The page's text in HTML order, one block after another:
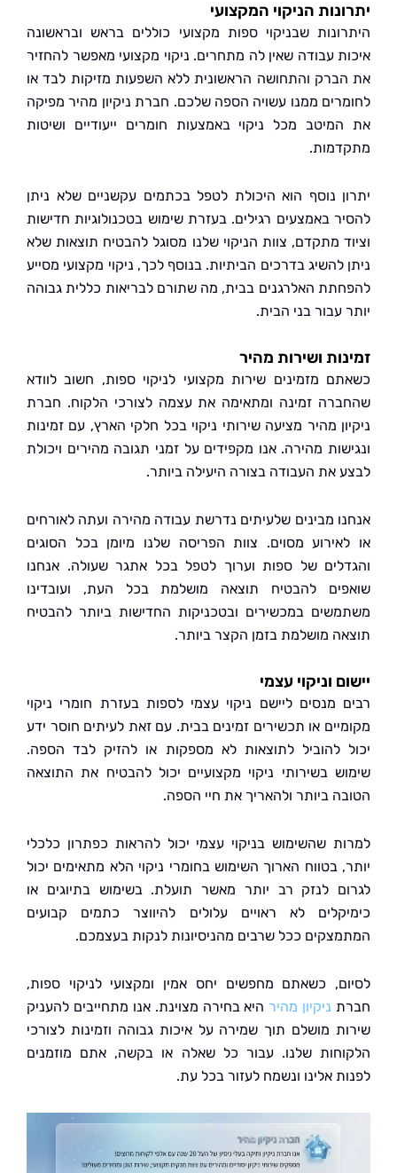
הניקוי המקצועי
שבניקוי ספות מקצועי כוללים בראש ובראשונה
עבודה שאין לה מתחרים. ניקוי מקצועי מאפשר להחזיר
והתחושה הראשונית ללא השפעות מזיקות לבד או
ממנו עשויה הספה שלכם. חברת ניקיון מהיר מפיקה
מכל ניקוי באמצעות חומרים ייעודיים ושיטות
נוסף הוא היכולת לטפל בכתמים עקשניים שלא ניתן
באמצעים רגילים. בעזרת שימוש בטכנולוגיות חדישות
מתקדם, צוות הניקוי שלנו מסוגל להבטיח תוצאות שלא
להשיג בדרכים הביתיות. בנוסף לכך, ניקוי מקצועי מסייע
האלרגנים בבית, מה שתורם לבריאות כללית גבוהה
עבור בני הבית.
ושירות מהיר
מזמינים שירות מקצועי לניקוי ספות, חשוב לוודא
זמינה ומתאימה את עצמה לצורכי הלקוח. חברת
מהיר מציעה שירותי ניקוי בכל חלקי הארץ, עם זמינות
מהירה. אנו מקפידים על זמני תגובה מהירים ויכולת
את העבודה בצורה היעילה ביותר.
מבינים שלעיתים נדרשת עבודה מהירה ועתה לאורחים
מסוים. צוות הפריסה שלנו מיומן בכל הסוגים
של ספות וערוך לטפל בכל אתגר שעולה. אנחנו
להבטיח תוצאה מושלמת בכל העת, ועובדינו
במכשירים ובטכניקות החדישות ביותר להבטיח
מושלמת בזמן הקצר ביותר.
וניקוי עצמי
מנסים ליישם ניקוי עצמי לספות בעזרת חומרי ניקוי
או תכשירים זמינים בבית. עם זאת לעיתים חוסר ידע
להוביל לתוצאות לא מספקות או להזיק לבד הספה.
בשירותי ניקוי מקצועיים יכול להבטיח את התוצאה
ביותר ולהאריך את חיי הספה.
שהשימוש בניקוי עצמי יכול להראות כפתרון כלכלי
בטווח הארוך השימוש בחומרי ניקוי הלא מתאימים יכול
לנזק רב יותר מאשר תועלת. בשימוש בתיוגים או
לא ראויים עלולים להיווצר כתמים קבועים
ככל שרבים מהניסיונות לנקות בעצמכם.
כשאתם מחפשים יחס אמין ומקצועי לניקוי ספות,
ניקיון מהירהיא בחירה מצוינת. אנו מתחייבים להעניק
מושלם תוך שמירה על איכות גבוהה וזמינות לצורכי
שלנו. עבור כל שאלה או בקשה, אתם מוזמנים
אלינו ונשמח לעזור בכל עת.